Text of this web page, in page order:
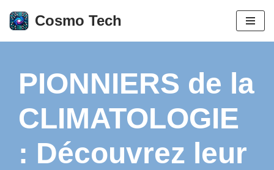
Aller
Cosmo Tech
PIONNIERS de la
CLIMATOLOGIE
: Découvrez leur